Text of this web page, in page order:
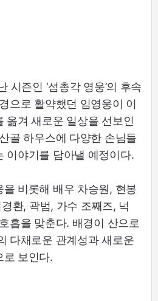
시즌인 ‘섬총각 영웅’의 후속
으로 활약했던 임영웅이 이
옮겨 새로운 일상을 선보인
골 하우스에 다양한 손님들
이야기를 담아낼 예정이다.
비롯해 배우 차승원, 현봉
환, 곽범, 가수 조째즈, 넉
흡을 맞춘다. 배경이 산으로
다채로운 관계성과 새로운
로 보인다.